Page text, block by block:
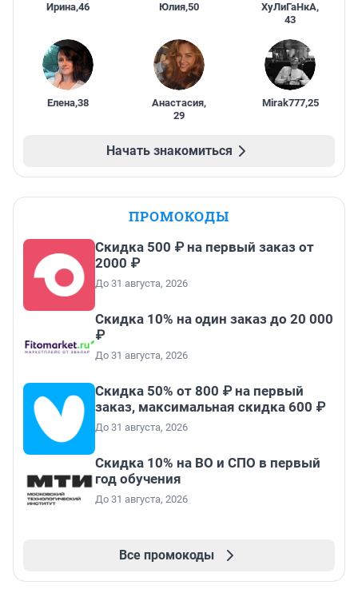
Ирина,46 Юлия,50 ХуЛиГаНкА,
43
Елена,38 Анастасия,
29
Mirak777,25
Начать знакомиться
ПРОМОКОДЫ
Скидка 500 ₽ на первый заказ от
2000 ₽
До 31 августа, 2026
Скидка 10% на один заказ до 20 000
₽
До 31 августа, 2026
Скидка 50% от 800 ₽ на первый
заказ, максимальная скидка 600 ₽
До 31 августа, 2026
Скидка 10% на ВО и СПО в первый
год обучения
До 31 августа, 2026
Все промокоды